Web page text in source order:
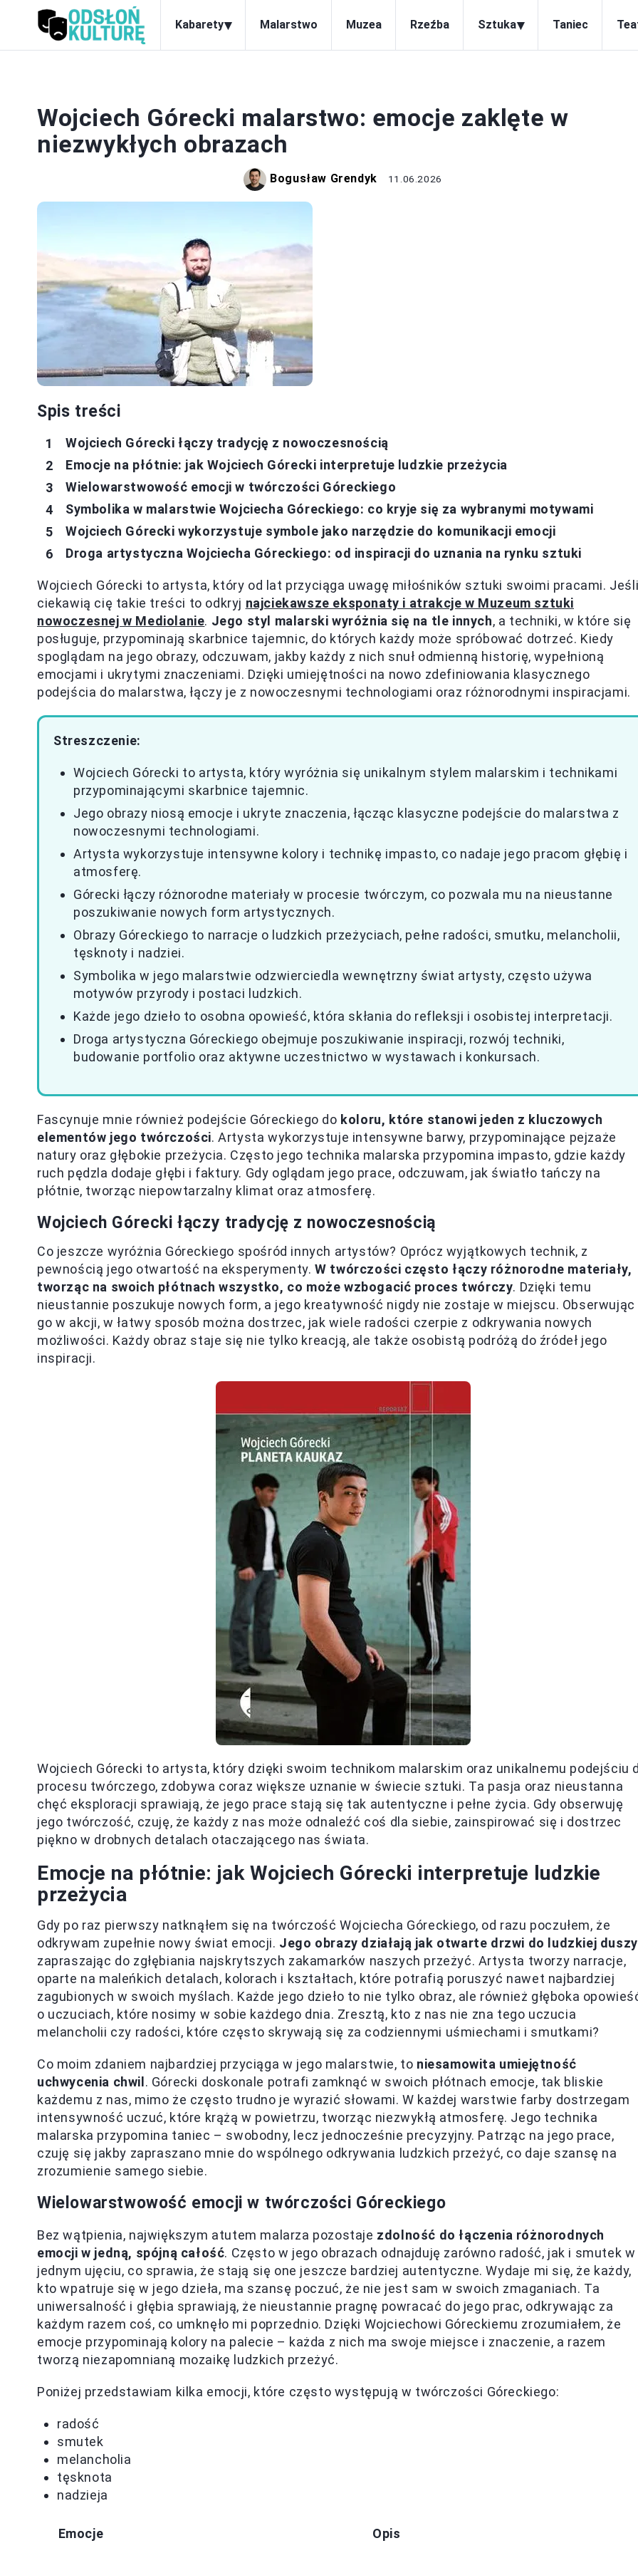
Kabarety▾ Malarstwo Muzea Rzeźba Sztuka▾ Taniec
Wojciech Górecki malarstwo: emocje zaklęte w
niezwykłych obrazach
Bogusław Grendyk 11.06.2026
Spis treści
Wojciech Górecki łączy tradycję z nowoczesnością
Emocje na płótnie: jak Wojciech Górecki interpretuje ludzkie przeżycia
Wielowarstwowość emocji w twórczości Góreckiego
Symbolika w malarstwie Wojciecha Góreckiego: co kryje się za wybranymi motywami
Wojciech Górecki wykorzystuje symbole jako narzędzie do komunikacji emocji
Droga artystyczna Wojciecha Góreckiego: od inspiracji do uznania na rynku sztuki
Wojciech Górecki to artysta, który od lat przyciąga uwagę miłośników sztuki swoimi pracami.
ciekawią cię takie treści to odkryj najciekawsze eksponaty i atrakcje w Muzeum sztuki
nowoczesnej w Mediolanie. Jego styl malarski wyróżnia się na tle innych, a techniki, w które się
posługuje, przypominają skarbnice tajemnic, do których każdy może spróbować dotrzeć. Kiedy
spoglądam na jego obrazy, odczuwam, jakby każdy z nich snuł odmienną historię, wypełnioną
emocjami i ukrytymi znaczeniami. Dzięki umiejętności na nowo zdefiniowania klasycznego
podejścia do malarstwa, łączy je z nowoczesnymi technologiami oraz różnorodnymi inspiracjami.
Streszczenie:
Wojciech Górecki to artysta, który wyróżnia się unikalnym stylem malarskim i technikami
przypominającymi skarbnice tajemnic.
Jego obrazy niosą emocje i ukryte znaczenia, łącząc klasyczne podejście do malarstwa z
nowoczesnymi technologiami.
Artysta wykorzystuje intensywne kolory i technikę impasto, co nadaje jego pracom głębię i
atmosferę.
Górecki łączy różnorodne materiały w procesie twórczym, co pozwala mu na nieustanne
poszukiwanie nowych form artystycznych.
Obrazy Góreckiego to narracje o ludzkich przeżyciach, pełne radości, smutku, melancholii,
tęsknoty i nadziei.
Symbolika w jego malarstwie odzwierciedla wewnętrzny świat artysty, często używa
motywów przyrody i postaci ludzkich.
Każde jego dzieło to osobna opowieść, która skłania do refleksji i osobistej interpretacji.
Droga artystyczna Góreckiego obejmuje poszukiwanie inspiracji, rozwój techniki,
budowanie portfolio oraz aktywne uczestnictwo w wystawach i konkursach.
Fascynuje mnie również podejście Góreckiego do koloru, które stanowi jeden z kluczowych
elementów jego twórczości. Artysta wykorzystuje intensywne barwy, przypominające pejzaże
natury oraz głębokie przeżycia. Często jego technika malarska przypomina impasto, gdzie każdy
ruch pędzla dodaje głębi i faktury. Gdy oglądam jego prace, odczuwam, jak światło tańczy na
płótnie, tworząc niepowtarzalny klimat oraz atmosferę.
Wojciech Górecki łączy tradycję z nowoczesnością
Co jeszcze wyróżnia Góreckiego spośród innych artystów? Oprócz wyjątkowych technik, z
pewnością jego otwartość na eksperymenty.W twórczości często łączy różnorodne materiały,
tworząc na swoich płótnach wszystko, co może wzbogacić proces twórczy. Dzięki temu
nieustannie poszukuje nowych form, a jego kreatywność nigdy nie zostaje w miejscu. Obserwując
go w akcji, w łatwy sposób można dostrzec, jak wiele radości czerpie z odkrywania nowych
możliwości. Każdy obraz staje się nie tylko kreacją, ale także osobistą podróżą do źródeł jego
inspiracji.
Wojciech Górecki to artysta, który dzięki swoim technikom malarskim oraz unikalnemu podejściu
procesu twórczego, zdobywa coraz większe uznanie w świecie sztuki. Ta pasja oraz nieustanna
chęć eksploracji sprawiają, że jego prace stają się tak autentyczne i pełne życia. Gdy obserwuję
jego twórczość, czuję, że każdy z nas może odnaleźć coś dla siebie, zainspirować się i dostrzec
piękno w drobnych detalach otaczającego nas świata.
Emocje na płótnie: jak Wojciech Górecki interpretuje ludzkie
przeżycia
Gdy po raz pierwszy natknąłem się na twórczość Wojciecha Góreckiego, od razu poczułem, że
odkrywam zupełnie nowy świat emocji. Jego obrazy działają jak otwarte drzwi do ludzkiej duszy
zapraszając do zgłębiania najskrytszych zakamarków naszych przeżyć. Artysta tworzy narracje,
oparte na maleńkich detalach, kolorach i kształtach, które potrafią poruszyć nawet najbardziej
zagubionych w swoich myślach. Każde jego dzieło to nie tylko obraz, ale również głęboka
o uczuciach, które nosimy w sobie każdego dnia. Zresztą, kto z nas nie zna tego uczucia
melancholii czy radości, które często skrywają się za codziennymi uśmiechami i smutkami?
Co moim zdaniem najbardziej przyciąga w jego malarstwie, to niesamowita umiejętność
uchwycenia chwil . Górecki doskonale potrafi zamknąć w swoich płótnach emocje, tak bliskie
każdemu z nas, mimo że często trudno je wyrazić słowami. W każdej warstwie farby dostrzegam
intensywność uczuć, które krążą w powietrzu, tworząc niezwykłą atmosferę. Jego technika
malarska przypomina taniec – swobodny, lecz jednocześnie precyzyjny. Patrząc na jego prace,
czuję się jakby zapraszano mnie do wspólnego odkrywania ludzkich przeżyć, co daje szansę na
zrozumienie samego siebie.
Wielowarstwowość emocji w twórczości Góreckiego
Bez wątpienia, największym atutem malarza pozostaje zdolność do łączenia różnorodnych
emocji w jedną, spójną całość. Często w jego obrazach odnajduję zarówno radość, jak i smutek w
jednym ujęciu, co sprawia, że stają się one jeszcze bardziej autentyczne. Wydaje mi się, że każdy,
kto wpatruje się w jego dzieła, ma szansę poczuć, że nie jest sam w swoich zmaganiach. Ta
uniwersalność i głębia sprawiają, że nieustannie pragnę powracać do jego prac, odkrywając za
każdym razem coś, co umknęło mi poprzednio. Dzięki Wojciechowi Góreckiemu zrozumiałem, że
emocje przypominają kolory na palecie – każda z nich ma swoje miejsce i znaczenie, a razem
tworzą niezapomnianą mozaikę ludzkich przeżyć.
Poniżej przedstawiam kilka emocji, które często występują w twórczości Góreckiego:
radość
smutek
melancholia
tęsknota
nadzieja
Emocje Opis